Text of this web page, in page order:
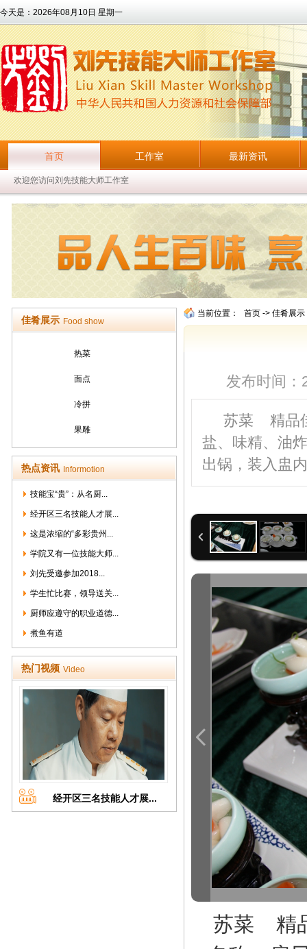
今天是： 2026年08月10日 星期一
首页
欢迎您访问刘先技能大师工作室
工作室 最新资讯
佳肴展示 Food show
热菜
面点
冷拼
果雕
热点资讯 Informotion
技能宝“贵”：从名厨...
经开区三名技能人才展...
这是浓缩的“多彩贵州...
学院又有一位技能大师...
刘先受邀参加2018...
学生忙比赛，领导送关...
厨师应遵守的职业道德...
煮鱼有道
热门视频 Video
经开区三名技能人才展...
当前位置： 首页 -> 佳肴展示
发布时间：
苏菜 精品
盐、味精、油
出锅，装入盅
苏菜 精